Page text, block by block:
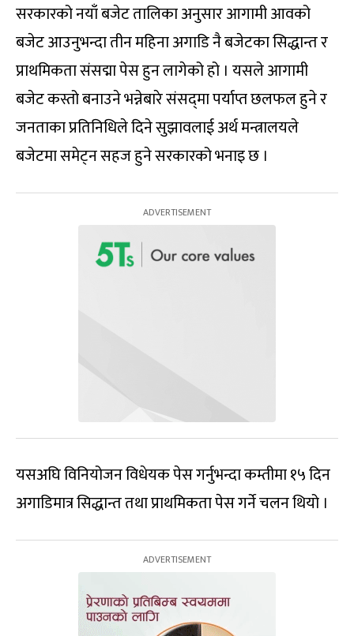
सरकारको नयाँ बजेट तालिका अनुसार आगामी आवको
बजेट आउनुभन्दा तीन महिना अगाडि नै बजेटका सिद्धान्त र
प्राथमिकता संसद्मा पेस हुन लागेको हो । यसले आगामी
बजेट कस्तो बनाउने भन्नेबारे संसद्‍मा पर्याप्त छलफल हुने र
जनताका प्रतिनिधिले दिने सुझावलाई अर्थ मन्त्रालयले
बजेटमा समेट्न सहज हुने सरकारको भनाइ छ ।
यसअघि विनियोजन विधेयक पेस गर्नुभन्दा कम्तीमा १५ दिन
अगाडिमात्र सिद्धान्त तथा प्राथमिकता पेस गर्ने चलन थियो ।